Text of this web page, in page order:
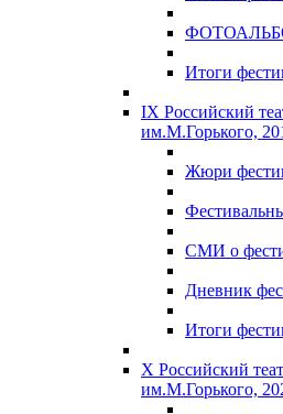
Итоги
IX Российский
им.М.Горького,
Жюри
СМИ о
Дневник
Итоги
X Российский
им.М.Горького,